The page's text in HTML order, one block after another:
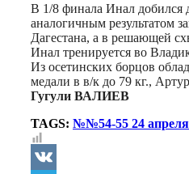
В 1/8 финала Инал добился
аналогичным результатом
Дагестана, а в решающей
Инал тренируется во
Из осетинских борцов
медали в в/к до 79 кг.,
Гугули ВАЛИЕВ
TAGS: №№54-55 24 апреля